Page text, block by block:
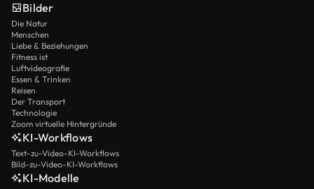
Bilder
Die Natur
Menschen
Liebe & Beziehungen
Fitness ist
Luftvideografie
Essen & Trinken
Reisen
Der Transport
Technologie
Zoom virtuelle Hintergründe
KI-Workflows
Text-zu-Video-KI-Workflows
Bild-zu-Video-KI-Workflows
KI-Modelle